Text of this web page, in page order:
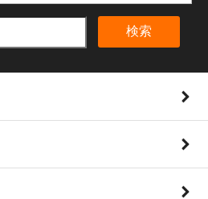
検索